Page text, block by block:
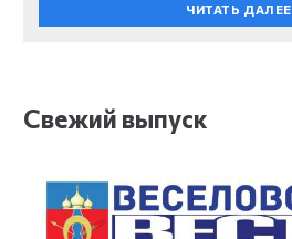
ЧИТАТЬ ДАЛЕЕ
Свежий выпуск